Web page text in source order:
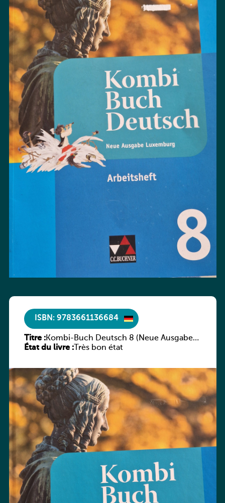
ISBN: 9783661136684
Titre :Kombi-Buch Deutsch 8 (Neue Ausgabe
Luxemburg)
État du livre :Très bon état